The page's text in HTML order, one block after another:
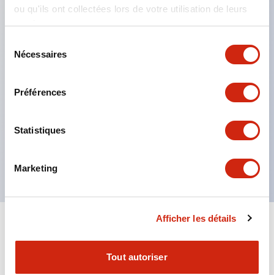
ou qu'ils ont collectées lors de votre utilisation de leurs
services.
Nécessaires
Préférences
Statistiques
Marketing
Afficher les détails
Tout autoriser
qu'une structure empêchant la chute des vis.
Compatible avec un film de marquage facilitant le
travail de marquage et permettant une réponse
spécifications d'affichage. Des mesures sont prises
sombre) dû au courant de fuite et à la tension
induite. Produit certifié UL, c-UL et DEMKO.
Documents et fichiers